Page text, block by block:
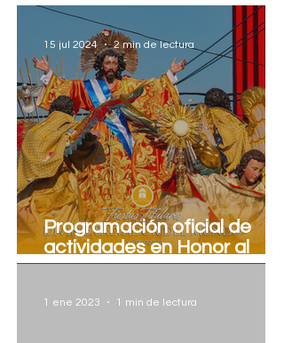
actividades
Programación oficial de
actividades en Honor al
Divino Salvador del Mundo,
15 jul 2024 2 min de lectura
1 ene 2023 1 min de lectura